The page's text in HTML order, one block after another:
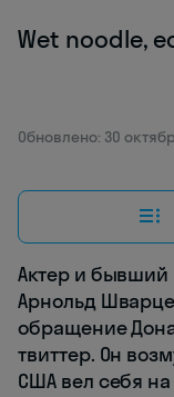
Wet noodle,
Обновлено: 30
Актер и бывший
Арнольд
обращение
твиттер. Он
США вел себя